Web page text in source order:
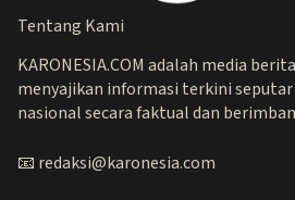
Tentang Kami
KARONESIA.COM adalah media
menyajikan informasi terkini
nasional secara faktual dan
📧 redaksi@karonesia.com